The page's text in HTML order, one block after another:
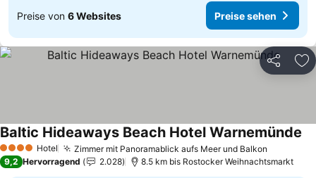
Preise von 6 Websites Preise sehen
Teilen
4 Sterne Hotel Zimmer mit Panoramablick aufs Meer und Balkon
Baltic Hideaways Beach Hotel Warnemünde
9,2 Hervorragend 2.028 8.5 km bis Rostocker Weihnachtsmarkt